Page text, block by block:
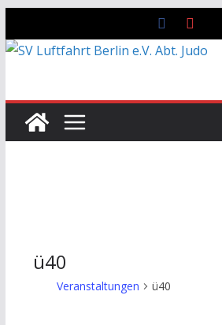
Inhalt
ü40
Veranstaltungen ü40